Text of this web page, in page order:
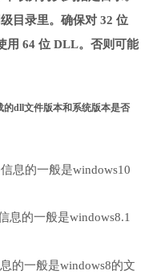
目录里。确保对 32 位
用 64 位 DLL。否则可能
的dll文件版本和系统版本是否
息的一般是windows10
息的一般是windows8.1
的一般是windows8的文